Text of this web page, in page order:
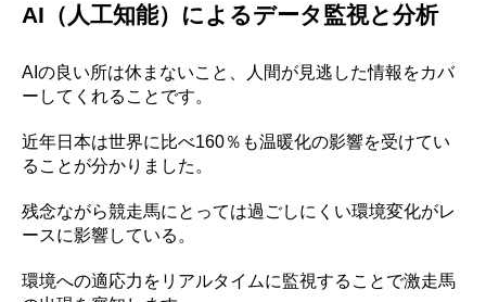
AI（人工知能）によるデータ監視と分析
AIの良い所は休まないこと、人間が見逃した情報をカバ
ーしてくれることです。
近年日本は世界に比べ160％も温暖化の影響を受けてい
ることが分かりました。
残念ながら競走馬にとっては過ごしにくい環境変化がレ
ースに影響している。
環境への適応力をリアルタイムに監視することで激走馬